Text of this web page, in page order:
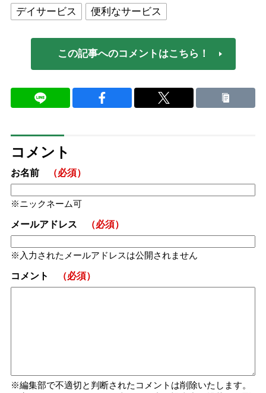
デイサービス
便利なサービス
この記事へのコメントはこちら！
コメント
お名前 （必須）
ニックネーム可
メールアドレス （必須）
入力されたメールアドレスは公開されません
コメント （必須）
編集部で不適切と判断されたコメントは削除いたします。